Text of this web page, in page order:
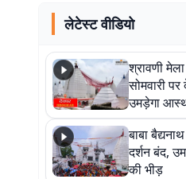
लेटेस्ट वीडियो
श्रावणी
सोमवारी
उमड़ेगा
तीन लाख
श्रद्धालुओं
अनुमान
बाबा
दर्शन बंद,
की भीड़